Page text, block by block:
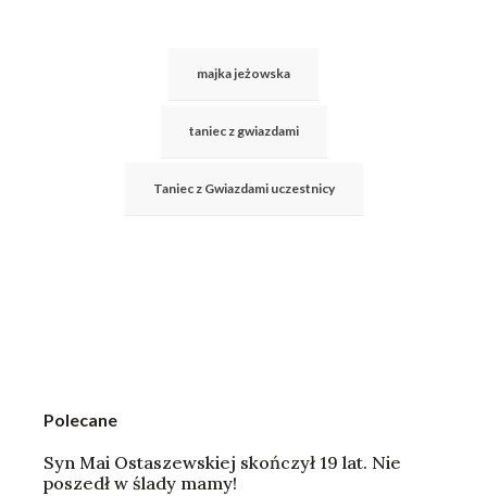
majka jeżowska
taniec z gwiazdami
Taniec z Gwiazdami uczestnicy
Polecane
Syn Mai Ostaszewskiej skończył 19 lat. Nie
poszedł w ślady mamy!